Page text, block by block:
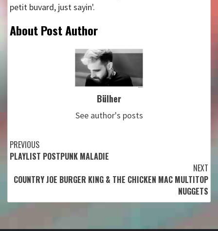
petit buvard, just sayin'.
About Post Author
Bülher
See author's posts
Continue
Reading
PREVIOUS
PLAYLIST POSTPUNK MALADIE
NEXT
COUNTRY JOE BURGER KING & THE CHICKEN MAC MULTITOP
NUGGETS